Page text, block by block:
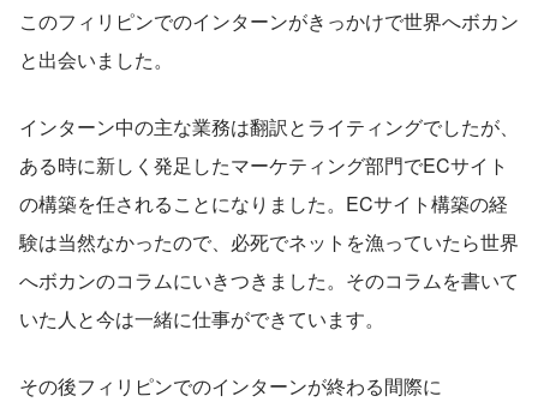
このフィリピンでのインターンがきっかけで世界へボカン
と出会いました。
インターン中の主な業務は翻訳とライティングでしたが、
ある時に新しく発足したマーケティング部門でECサイト
の構築を任されることになりました。ECサイト構築の経
験は当然なかったので、必死でネットを漁っていたら世界
へボカンのコラムにいきつきました。そのコラムを書いて
いた人と今は一緒に仕事ができています。
その後フィリピンでのインターンが終わる間際に